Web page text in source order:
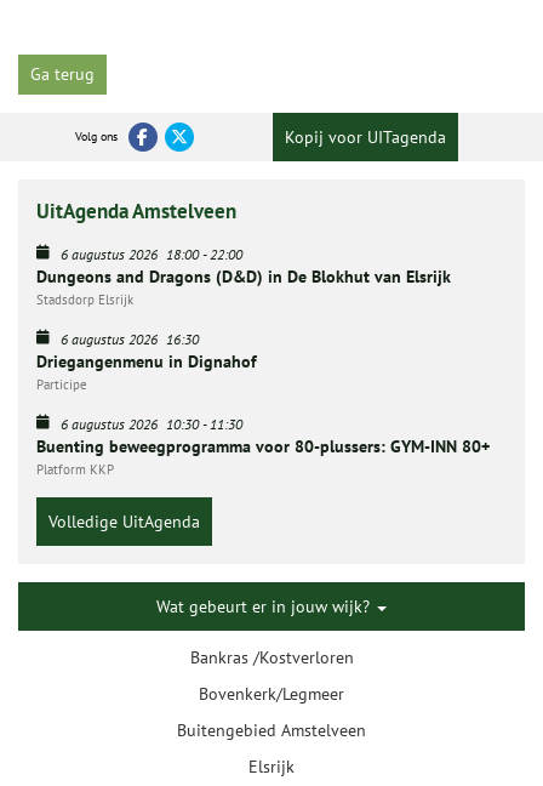
Ga terug
Volg ons Kopij voor UITagenda
UitAgenda Amstelveen
6 augustus 2026 18:00-22:00
Dungeons and Dragons (D&D) in De Blokhut van Elsrijk
Stadsdorp Elsrijk
6 augustus 2026 16:30
Driegangenmenu in Dignahof
Participe
6 augustus 2026 10:30-11:30
Buenting beweegprogramma voor 80-plussers: GYM-INN 80+
Platform KKP
Volledige UitAgenda
Wat gebeurt er in jouw wijk?
Bankras /Kostverloren
Bovenkerk/Legmeer
Buitengebied Amstelveen
Elsrijk